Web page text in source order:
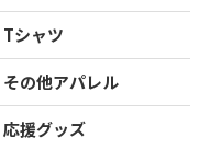
Tシャツ
その他アパレル
応援グッズ